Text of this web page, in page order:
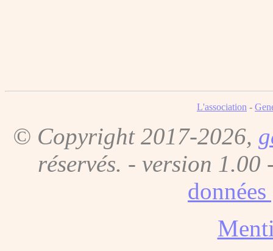
L'association -
© Copyright 2017-2026,
réservés. - version 1.00